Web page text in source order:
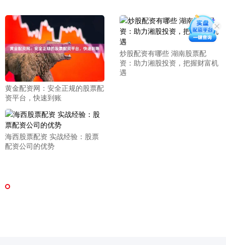
黄金配资网：安全正规的股票配
资平台，快速到账
炒股配资有哪些 湖南股票配
资：助力湘股投资，把握财富机
遇
海西股票配资 实战经验：股票
配资公司的优势